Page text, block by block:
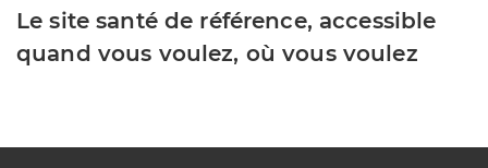
Le site santé de référence, accessible
quand vous voulez, où vous voulez